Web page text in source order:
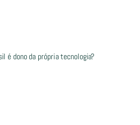
é dono da própria tecnologia?